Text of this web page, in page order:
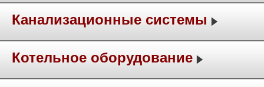
Канализационные системы
Котельное оборудование